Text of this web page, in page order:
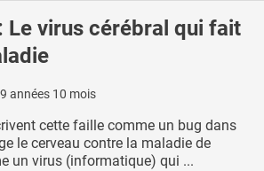
Le virus cérébral qui fait
9 années 10 mois
cette faille comme un bug dans
le cerveau contre la maladie de
un virus (informatique) qui ...